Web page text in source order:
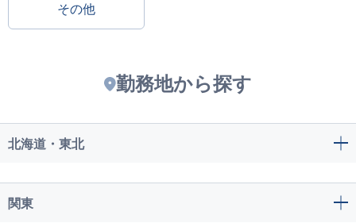
その他
勤務地から探す
北海道・東北
関東